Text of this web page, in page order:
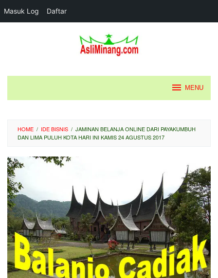
Masuk Log Daftar
MENU
HOME / IDE BISNIS / JAMINAN BELANJA ONLINE DARI PAYAKUMBUH
DAN LIMA PULUH KOTA HARI INI KAMIS 24 AGUSTUS 2017